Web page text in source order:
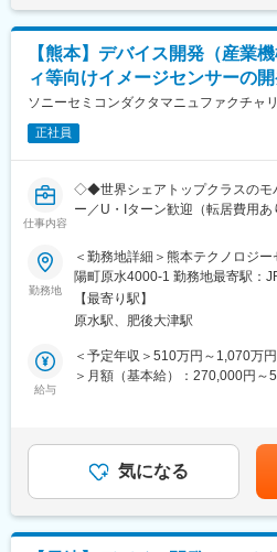
何故やどうしてをとことん追究
つきものですが、失敗を悪いも
自身の技術成長に繋げられるよ
変更の範囲：会社の定める業務
・EIC開発エンジニア：EICの設
務、ファブとのコミュニケーショ
・システム開発：原理実証のため
その他、学会発表や海外拠点や生
機会があります。
■想定ポジション：
以下（1）（2）いずれかの立ち
（1）リーダー、ブロックリーダ
シリコンフォトニクスの開発全
デバイス・設計、評価などの各
社外協業(大学、他企業、他社フ
デバイスエンジニア業務の実働
半導体デバイスの設計、シミュ
シリコンフォトニクスのデバイ
計・評価技術、リーダースキル
す。学会での発表や大学や研究
ニクスの最先端の技術的な経験
や生産拠点との交流から英語力
【熊本】デバイス開発（産業
ィ等向けイメージセンサーの
ソニーセミコンダクタマニュファクチャ
正社員
仕事内容
◇◆世界シェアトップクラスのモ
ー／U・Iターン歓迎（転居費用
■採用背景：
私たちの部署は、CMOSイメー
います。CMOSイメージセンサー
多様化・高度化に伴ってデバイ
す。World Wideな需要要請に対
を推し進めて行く中で、自ら考
める方にぜひ応募いただきたく
レフ等の日常を彩る領域まで活
て、次世代製品の技術開発およ
いただきます。
勤務地
＜勤務地詳細＞熊本テクノロジ
陽町原水4000-1 勤務地最寄駅：
策：敷地内全面禁煙変更の範囲：
【最寄り駅】
原水駅、肥後大津駅
給与
＜予定年収＞510万円～1,070万
＞月額（基本給）：270,000円～
当者レベル：569万円中級担当者
ル ：741万円係長・専門職レベ
安の金額であり、選考を通じて
(月額)は固定手当を含めた表記で
気になる